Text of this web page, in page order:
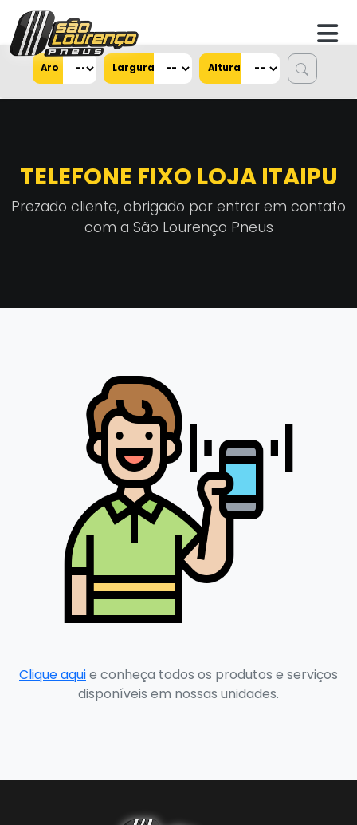
Aro Largura Altura
TELEFONE FIXO LOJA ITAIPU
Prezado cliente, obrigado por entrar em contato
com a São Lourenço Pneus
Clique aquie conheça todos os produtos e serviços
disponíveis em nossas unidades.